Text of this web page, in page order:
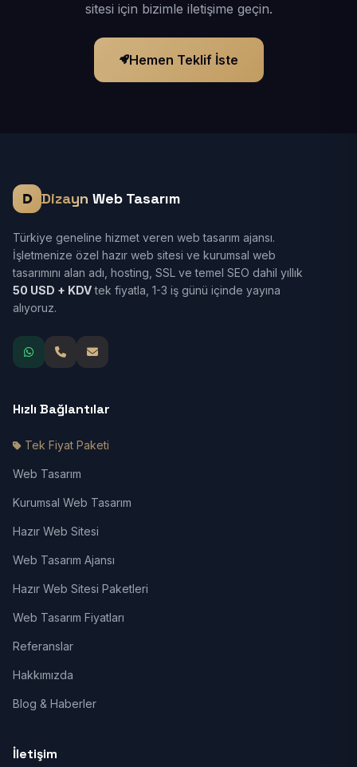
sitesi için bizimle iletişime geçin.
Hemen Teklif İste
Dizayn Web Tasarım
Türkiye geneline hizmet veren web tasarım ajansı.
İşletmenize özel hazır web sitesi ve kurumsal web
tasarımını alan adı, hosting, SSL ve temel SEO dahil yıllık
50 USD + KDVtek fiyatla, 1-3 iş günü içinde yayına
alıyoruz.
Hızlı Bağlantılar
Tek Fiyat Paketi
Web Tasarım
Kurumsal Web Tasarım
Hazır Web Sitesi
Web Tasarım Ajansı
Hazır Web Sitesi Paketleri
Web Tasarım Fiyatları
Referanslar
Hakkımızda
Blog & Haberler
İletişim